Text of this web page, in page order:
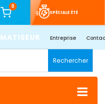
0
SPÉCIALE ÉTÉ
Entreprise
Rechercher